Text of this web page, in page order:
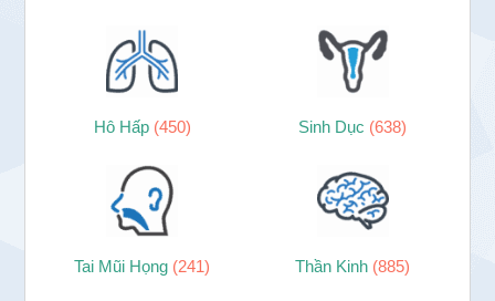
Hô Hấp (450) Sinh Dục (638)
Tai Mũi Họng (241) Thần Kinh (885)